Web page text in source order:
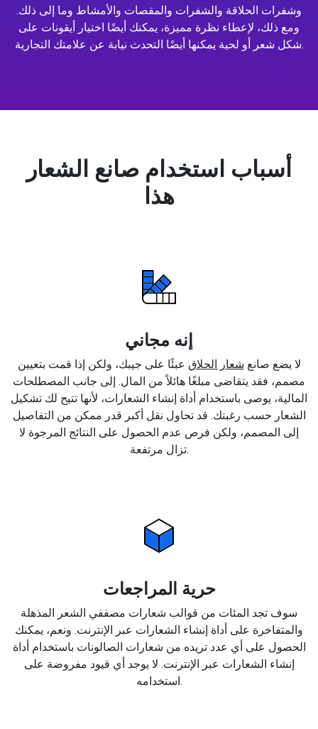
وشفرات الحلاقة والشفرات والمقصات والأمشاط وما إلى ذلك.
ومع ذلك، لإعطاء نظرة مميزة، يمكنك أيضًا اختيار أيقونات على
شكل شعر أو لحية يمكنها أيضًا التحدث نيابة عن علامتك التجارية.
أسباب استخدام صانع الشعار
هذا
إنه مجاني
لا يضع صانع شعار الحلاق عبئًا على جيبك، ولكن إذا قمت بتعيين
مصمم، فقد يتقاضى مبلغًا هائلاً من المال. إلى جانب المصطلحات
المالية، يوصى باستخدام أداة إنشاء الشعارات، لأنها تتيح لك تشكيل
الشعار حسب رغبتك. قد تحاول نقل أكبر قدر ممكن من التفاصيل
إلى المصمم، ولكن فرص عدم الحصول على النتائج المرجوة لا
تزال مرتفعة.
حرية المراجعات
سوف تجد المئات من قوالب شعارات مصففي الشعر المذهلة
والمتفاخرة على أداة إنشاء الشعارات عبر الإنترنت. ونعم، يمكنك
الحصول على أي عدد تريده من شعارات الصالونات باستخدام أداة
إنشاء الشعارات عبر الإنترنت. لا يوجد أي قيود مفروضة على
استخدامه.